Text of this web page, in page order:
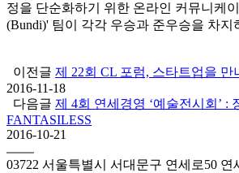
정을 단순화하기 위한 온라인 커뮤니케
(Bundi)' 팀이 각각 우승과 준우승을 차지
이전글 제 22회 CL 포럼, 스타트업을 만
2016-11-18
다음글 제 4회 연세경영 ‘예술전시회’ :
FANTASILESS
2016-10-21
03722 서울특별시 서대문구 연세로50 연